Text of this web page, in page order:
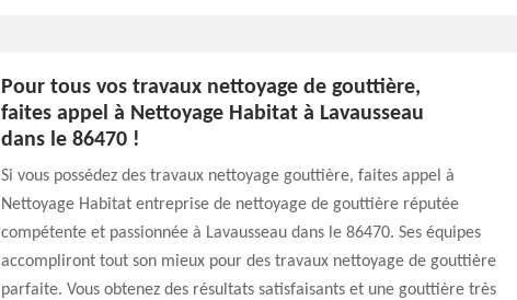
Pour tous vos travaux nettoyage de gouttière,
faites appel à Nettoyage Habitat à Lavausseau
dans le 86470 !
Si vous possédez des travaux nettoyage gouttière, faites appel à
Nettoyage Habitat entreprise de nettoyage de gouttière réputée
compétente et passionnée à Lavausseau dans le 86470. Ses équipes
accompliront tout son mieux pour des travaux nettoyage de gouttière
parfaite. Vous obtenez des résultats satisfaisants et une gouttière très